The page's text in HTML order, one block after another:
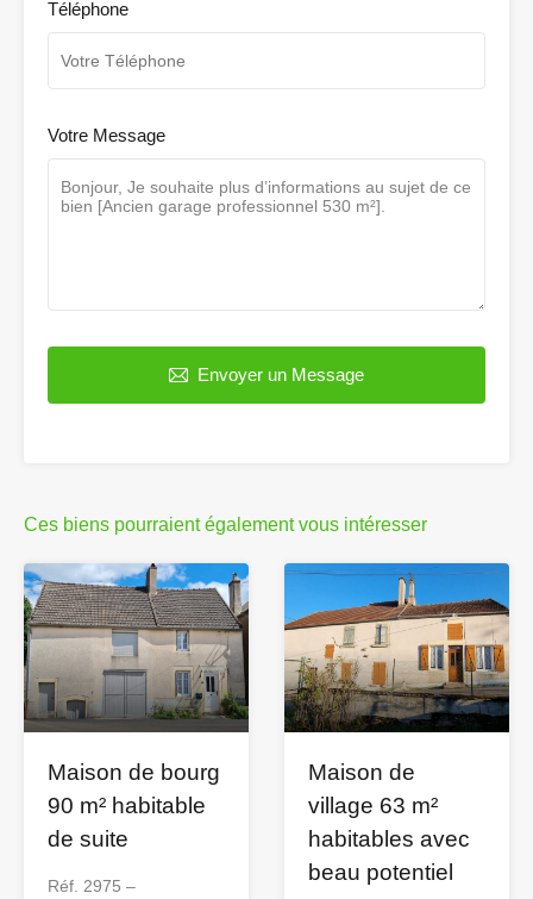
Téléphone
Votre Message
Envoyer un Message
Ces biens pourraient également vous intéresser
Maison de bourg
90 m² habitable
de suite
Réf. 2975 –
Maison de
village 63 m²
habitables avec
beau potentiel